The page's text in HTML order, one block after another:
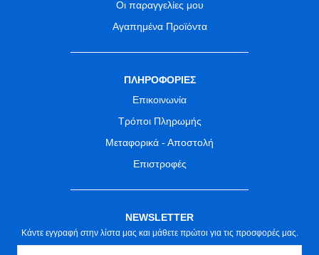
Οι παραγγελίες μου
Αγαπημένα Προϊόντα
ΠΛΗΡΟΦΟΡΙΕΣ
Επικοινωνία
Τρόποι Πληρωμής
Μεταφορικά - Αποστολή
Επιστροφές
NEWSLETTER
Κάντε εγγραφή στην λίστα μας και μάθετε πρώτοι για τις προσφορές μας.